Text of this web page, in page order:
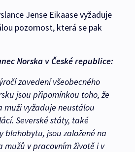
Jense Eikaase vyžaduje
pozornost, která se pak
Norska v České republice:
zavedení všeobecného
jsou připomínkou toho, že
muži vyžaduje neustálou
Severské státy, také
blahobytu, jsou založené na
mužů v pracovním životě i v